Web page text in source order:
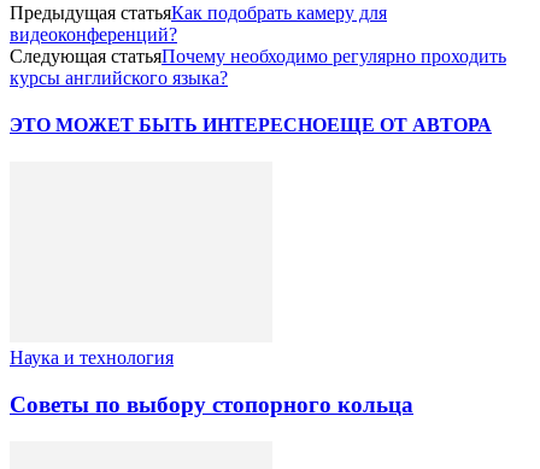
Предыдущая статьяКак подобрать камеру для
видеоконференций?
Следующая статьяПочему необходимо регулярно проходить
курсы английского языка?
ЭТО МОЖЕТ БЫТЬ ИНТЕРЕСНОЕЩЕ ОТ АВТОРА
Наука и технология
Советы по выбору стопорного кольца